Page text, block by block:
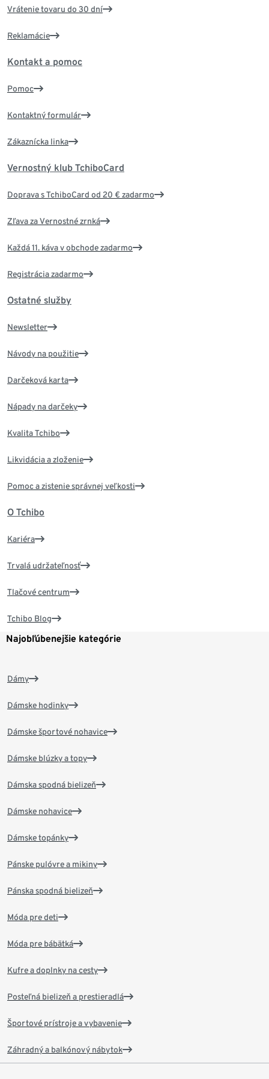
Vrátenie tovaru do 30 dní
Reklamácie
Kontakt a pomoc
Pomoc
Kontaktný formulár
Zákaznícka linka
Vernostný klub TchiboCard
Doprava s TchiboCard od 20 € zadarmo
Zľava za Vernostné zrnká
Každá 11. káva v obchode zadarmo
Registrácia zadarmo
Ostatné služby
Newsletter
Návody na použitie
Darčeková karta
Nápady na darčeky
Kvalita Tchibo
Likvidácia a zloženie
Pomoc a zistenie správnej veľkosti
O Tchibo
Kariéra
Trvalá udržateľnosť
Tlačové centrum
Tchibo Blog
Najobľúbenejšie kategórie
Dámy
Dámske hodinky
Dámske športové nohavice
Dámske blúzky a topy
Dámska spodná bielizeň
Dámske nohavice
Dámske topánky
Pánske pulóvre a mikiny
Pánska spodná bielizeň
Móda pre deti
Móda pre bábätká
Kufre a doplnky na cesty
Posteľná bielizeň a prestieradlá
Športové prístroje a vybavenie
Záhradný a balkónový nábytok